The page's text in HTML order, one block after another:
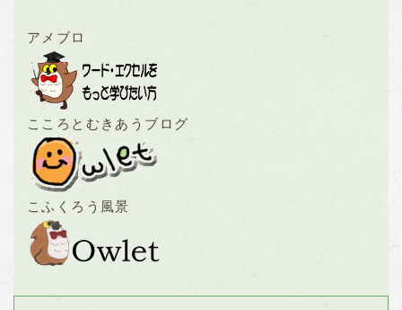
アメブロ
こころとむきあうブログ
こふくろう風景